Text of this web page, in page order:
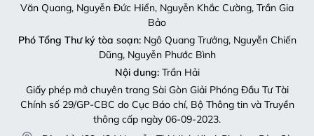
Văn Quang, Nguyễn Đức Hiển, Nguyễn Khắc Cường, Trần Gia
Bảo
Phó Tổng Thư ký tòa soạn:Ngô Quang Trưởng, Nguyễn Chiến
Dũng, Nguyễn Phước Bình
Nội dung:Trần Hải
Giấy phép mở chuyên trang Sài Gòn Giải Phóng Đầu Tư Tài
Chính số 29/GP-CBC do Cục Báo chí, Bộ Thông tin và Truyền
thông cấp ngày 06-09-2023.